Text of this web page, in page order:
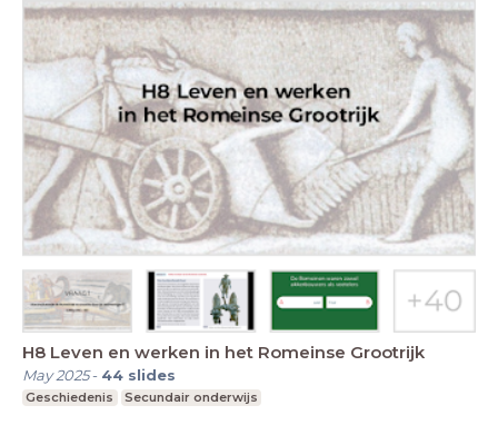
H8 Leven en werken in het Romeinse Grootrijk
May 2025- 44 slides
Geschiedenis Secundair onderwijs